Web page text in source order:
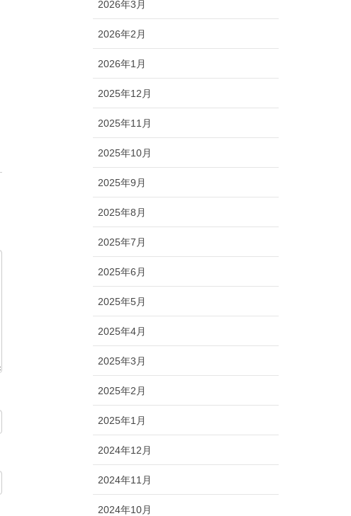
2026年3月
2026年2月
2026年1月
2025年12月
2025年11月
2025年10月
2025年9月
2025年8月
2025年7月
2025年6月
2025年5月
2025年4月
2025年3月
2025年2月
2025年1月
2024年12月
2024年11月
2024年10月